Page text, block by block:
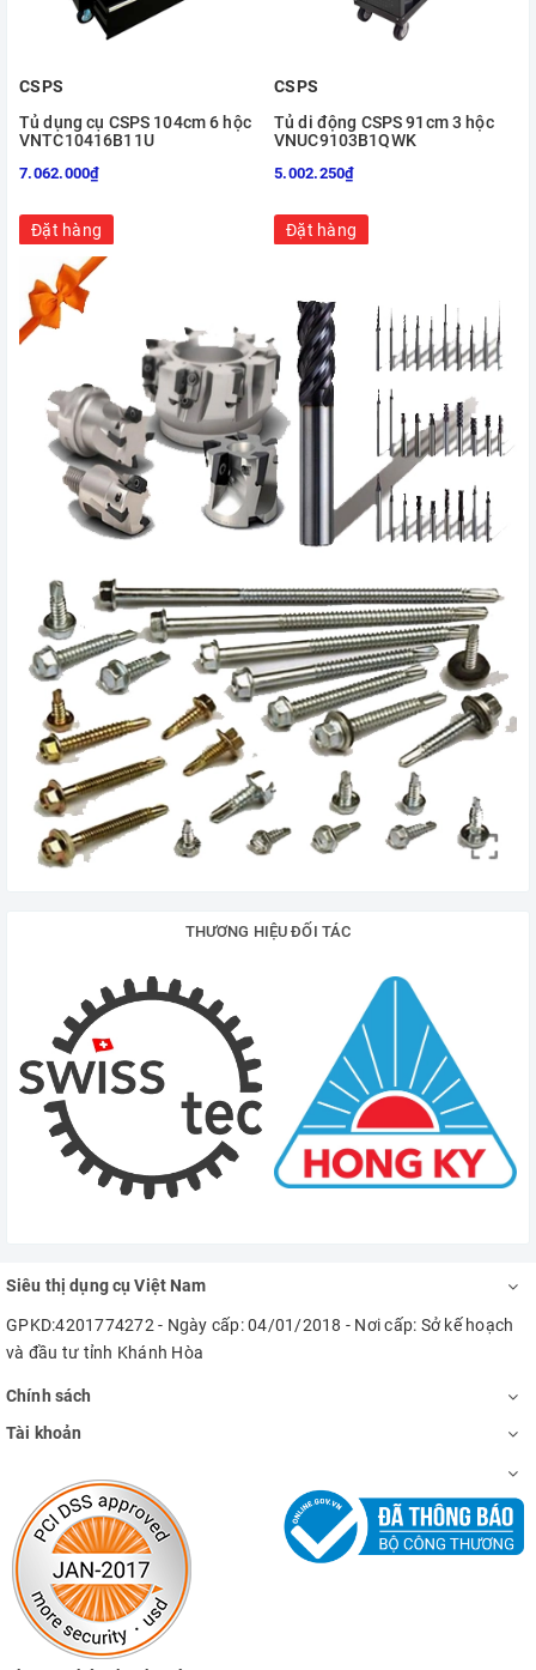
CSPS
Tủ dụng cụ CSPS 104cm 6 hộc
VNTC10416B11U
7.062.000₫
Đặt hàng
CSPS
Tủ di động CSPS 91cm 3 hộc
VNUC9103B1QWK
5.002.250₫
Đặt hàng
THƯƠNG HIỆU ĐỐI TÁC
Siêu thị dụng cụ Việt Nam
GPKD:4201774272 - Ngày cấp: 04/01/2018 - Nơi cấp: Sở kế hoạch
và đầu tư tỉnh Khánh Hòa
Chính sách
Tài khoản